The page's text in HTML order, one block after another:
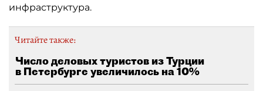
инфраструктура.
Читайте также:
Число деловых туристов из Турции
в Петербурге увеличилось на 10%